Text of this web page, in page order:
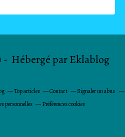
- Hébergé parEklablog
Top articles Contact
Signaler un abus
personnelles Préférences cookies